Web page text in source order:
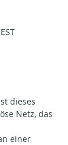
dieses
Netz, das
einer